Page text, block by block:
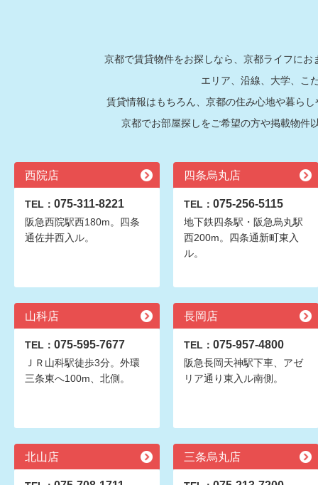
京都で賃貸物件をお探しなら、京都ライフに
エリア、沿線、大学、こ
賃貸情報はもちろん、京都の住み心地や暮ら
京都でお部屋探しをご希望の方や掲載物件
西院店
TEL： 075-311-8221
阪急西院駅西180m。四条
通佐井西入ル。
四条烏丸店
TEL： 075-256-5115
地下鉄四条駅・阪急烏丸駅
西200m。四条通新町東入
ル。
山科店
TEL： 075-595-7677
ＪＲ山科駅徒歩3分。外環
三条東へ100m、北側。
長岡店
TEL： 075-957-4800
阪急長岡天神駅下車、アゼ
リア通り東入ル南側。
北山店 三条烏丸店